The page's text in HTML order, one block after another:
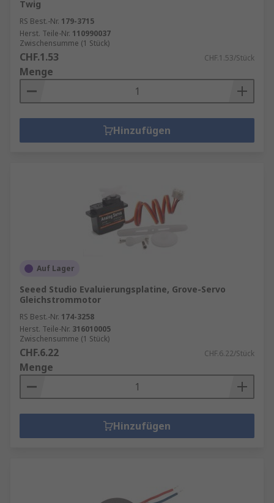
Twig
RS Best.-Nr. 179-3715
Herst. Teile-Nr. 110990037
Zwischensumme (1 Stück)
CHF.1.53 CHF.1.53/Stück
Menge
Hinzufügen
Auf Lager
Seeed Studio Evaluierungsplatine, Grove-Servo
Gleichstrommotor
RS Best.-Nr. 174-3258
Herst. Teile-Nr. 316010005
Zwischensumme (1 Stück)
CHF.6.22 CHF.6.22/Stück
Menge
Hinzufügen